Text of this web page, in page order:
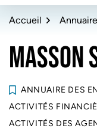
Accueil Annuaire
MASSON
ANNUAIRE DES
ACTIVITÉS
ACTIVITÉS DES